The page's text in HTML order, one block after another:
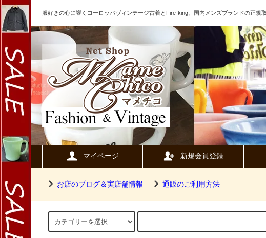
服好きの心に響くヨーロッパヴィンテージ古着とFire-king、国内メンズブランドの正規
マイページ 新規会員登録
お店のブログ＆実店舗情報 通販のご利用方法